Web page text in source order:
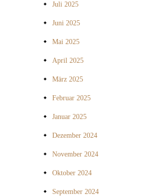
Juli 2025
Juni 2025
Mai 2025
April 2025
März 2025
Februar 2025
Januar 2025
Dezember 2024
November 2024
Oktober 2024
September 2024